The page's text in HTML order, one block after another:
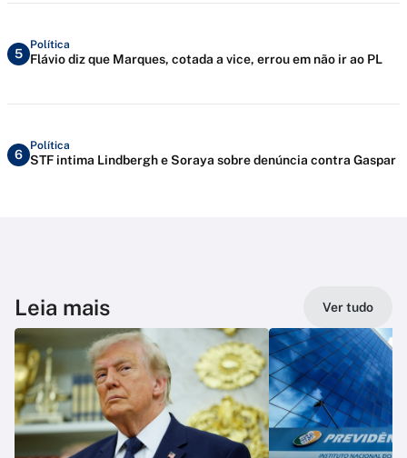
5
Política
Flávio diz que Marques, cotada a vice, errou em não ir ao PL
6
Política
STF intima Lindbergh e Soraya sobre denúncia contra Gaspar
Leia mais Ver tudo